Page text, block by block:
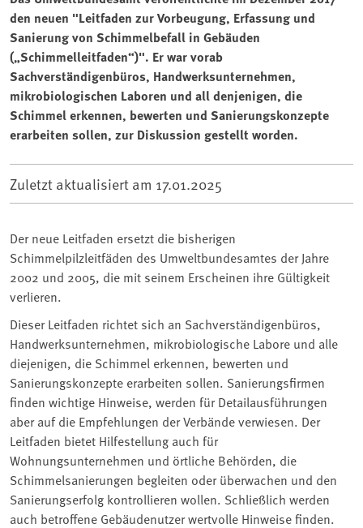
den neuen "Leitfaden zur Vorbeugung, Erfassung und
Sanierung von Schimmelbefall in Gebäuden
(„Schimmelleitfaden“)". Er war vorab
Sachverständigenbüros, Handwerksunternehmen,
mikrobiologischen Laboren und all denjenigen, die
Schimmel erkennen, bewerten und Sanierungskonzepte
erarbeiten sollen, zur Diskussion gestellt worden.
Zuletzt aktualisiert am 17.01.2025
Der neue Leitfaden ersetzt die bisherigen
Schimmelpilzleitfäden des Umweltbundesamtes der Jahre
2002 und 2005, die mit seinem Erscheinen ihre Gültigkeit
verlieren.
Dieser Leitfaden richtet sich an Sachverständigenbüros,
Handwerksunternehmen, mikrobiologische Labore und alle
diejenigen, die Schimmel erkennen, bewerten und
Sanierungskonzepte erarbeiten sollen. Sanierungsfirmen
finden wichtige Hinweise, werden für Detailausführungen
aber auf die Empfehlungen der Verbände verwiesen. Der
Leitfaden bietet Hilfestellung auch für
Wohnungsunternehmen und örtliche Behörden, die
Schimmelsanierungen begleiten oder überwachen und den
Sanierungserfolg kontrollieren wollen. Schließlich werden
auch betroffene Gebäudenutzer wertvolle Hinweise finden.